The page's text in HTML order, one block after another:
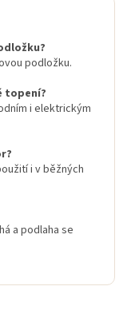
podložku.
topení?
i elektrickým
i v běžných
a podlaha se